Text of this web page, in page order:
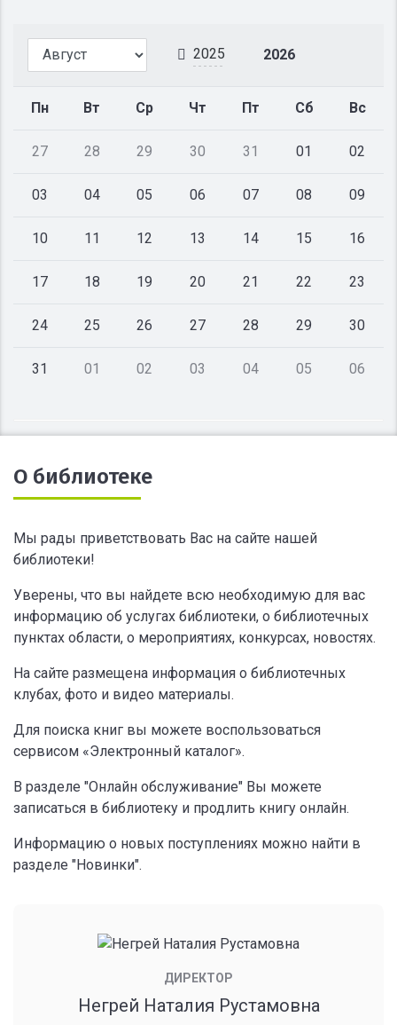
2025 2026
Пн Вт Ср Чт Пт Сб Вс
27 28 29 30 31 01 02
03 04 05 06 07 08 09
10 11 12 13 14 15 16
17 18 19 20 21 22 23
24 25 26 27 28 29 30
31 01 02 03 04 05 06
О библиотеке
Мы рады приветствовать Вас на сайте нашей
библиотеки!
Уверены, что вы найдете всю необходимую для вас
информацию об услугах библиотеки, о библиотечных
пунктах области, о мероприятиях, конкурсах, новостях.
На сайте размещена информация о библиотечных
клубах, фото и видео материалы.
Для поиска книг вы можете воспользоваться
сервисом «Электронный каталог».
В разделе "Онлайн обслуживание" Вы можете
записаться в библиотеку и продлить книгу онлайн.
Информацию о новых поступлениях можно найти в
разделе "Новинки".
ДИРЕКТОР
Негрей Наталия Рустамовна